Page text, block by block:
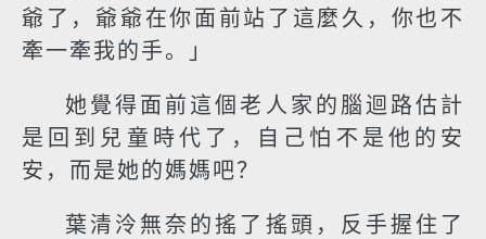
爺了，爺爺在你面前站了這麼久，你也不
牽一牽我的手。」
她覺得面前這個老人家的腦迴路估計
是回到兒童時代了，自己怕不是他的安
安，而是她的媽媽吧？
葉清泠無奈的搖了搖頭，反手握住了